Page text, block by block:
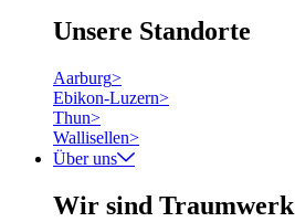
Unsere Standorte
Aarburg>
Ebikon-Luzern>
Thun>
Wallisellen>
Über uns
Wir sind Traumwerk